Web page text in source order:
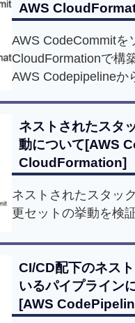
AWS
AWS CodeCommitを
CloudFormationで構
AWS Codepipelineか
ネストされたスタ
動について[AWS
CloudFormation]
ネストされたスタッ
更セットの挙動を検
CI/CD配下のネス
いるパイプライン
[AWS